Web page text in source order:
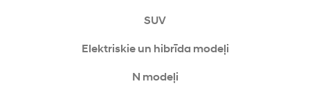
SUV
Elektriskie un hibrīda modeļi
N modeļi